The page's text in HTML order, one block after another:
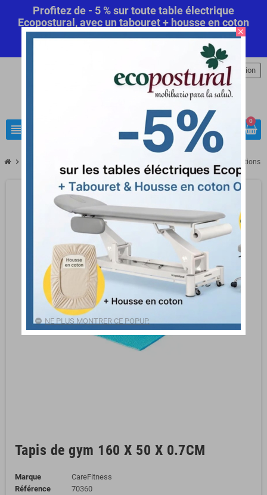
Profitez de - 5 % sur toute table électrique
Ecopostural, avec un tabouret + housse en coton
offert! Code Promo AutomatiqueCommandez
view_headline search
0
person Connexion
chevron_right Musculations et Rééducations
Tapis de gym 160 X 50 X 0.7CM
Marque
CareFitness
Référence
70360
close
NE PLUS MONTRER CE POPUP.